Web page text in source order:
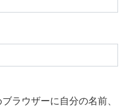
ラウザーに自分の名前、